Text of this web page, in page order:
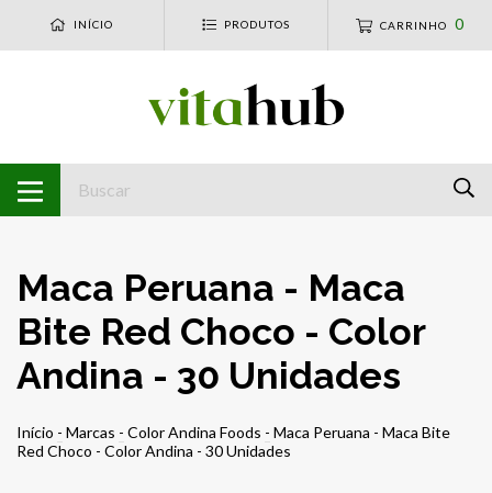
INÍCIO PRODUTOS CARRINHO 0
Maca Peruana - Maca
Bite Red Choco - Color
Andina - 30 Unidades
Início - Marcas - Color Andina Foods - Maca Peruana - Maca Bite
Red Choco - Color Andina - 30 Unidades